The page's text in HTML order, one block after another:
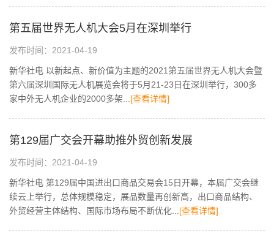
第五届世界无人机大会5月在深圳举行
发布时间：2021-04-19
新华社电 以新起点、新价值为主题的2021第五届世界无人机大会暨
第六届深圳国际无人机展览会将于5月21-23日在深圳举行，300多
家中外无人机企业的2000多架...[查看详情]
第129届广交会开幕助推外贸创新发展
发布时间：2021-04-19
新华社电 第129届中国进出口商品交易会15日开幕，本届广交会继
续云上举行，总体规模稳定，展品数量再创新高，出口商品结构、
外贸经营主体结构、国际市场布局不断优化...[查看详情]